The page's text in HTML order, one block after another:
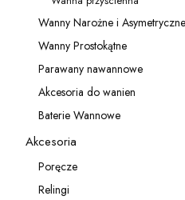
Kategoria - Wanna
Kategoria - Wanny
Wanny Narożne i Asymetryczne
Kategoria - Wanny
Wanny Prostokątne
Kategoria - Parawany
Parawany nawannowe
Kategoria - Akcesoria do
Akcesoria do wanien
Kategoria - Baterie
Baterie Wannowe
Kategoria - Akcesoria
Akcesoria
Kategoria - Poręcze
Poręcze
Relingi